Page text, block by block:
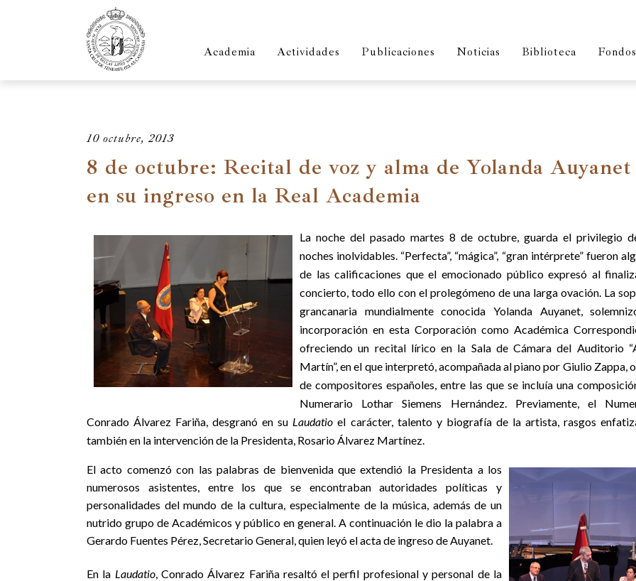
Academia Actividades Publicaciones Noticias Biblioteca
10 octubre, 2013
8 de octubre: Recital de voz y alma de Yolanda Auyanet
en su ingreso en la Real Academia
La noche del pasado martes 8 de octubre, guarda el privilegio
noches inolvidables. “Perfecta”, “mágica”, “gran intérprete” fueron
de las calificaciones que el emocionado público expresó al
concierto, todo ello con el prolegómeno de una larga ovación. La
grancanaria mundialmente conocida Yolanda Auyanet,
incorporación en esta Corporación como Académica
ofreciendo un recital lírico en la Sala de Cámara del Auditorio
Martín”, en el que interpretó, acompañada al piano por Giulio Zappa,
de compositores españoles, entre las que se incluía una
Numerario Lothar Siemens Hernández. Previamente, el
Conrado Álvarez Fariña, desgranó en su Laudatio el carácter, talento y biografía de la artista, rasgos
también en la intervención de la Presidenta, Rosario Álvarez Martínez.
El acto comenzó con las palabras de bienvenida que extendió la Presidenta a los
numerosos asistentes, entre los que se encontraban autoridades políticas y
personalidades del mundo de la cultura, especialmente de la música, además de un
nutrido grupo de Académicos y público en general. A continuación le dio la palabra a
Gerardo Fuentes Pérez, Secretario General, quien leyó el acta de ingreso de Auyanet.
En la Laudatio, Conrado Álvarez Fariña resaltó el perfil profesional y personal de la